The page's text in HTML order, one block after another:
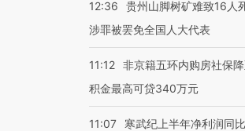
12:36
贵州山脚树矿难致16人
涉罪被罢免全国人大代表
11:12 非京籍五环内购房社保
积金最高可贷340万元
11:07
寒武纪上半年净利润同